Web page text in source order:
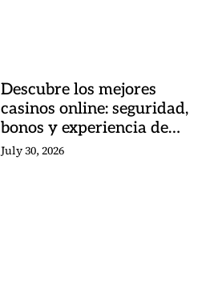
Descubre los mejores
casinos online: seguridad,
bonos y experiencia de
juego
July 30, 2026